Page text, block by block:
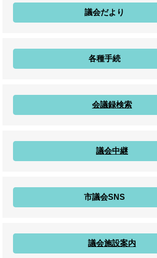
議会だより
各種手続
会議録検索
議会中継
市議会SNS
議会施設案内